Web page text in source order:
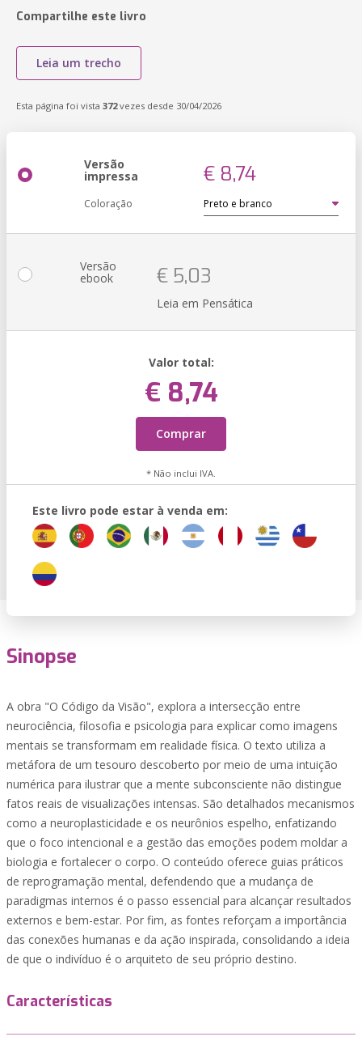
Compartilhe este livro
Leia um trecho
Esta página foi vista 372vezes desde 30/04/2026
Versão
impressa € 8,74
Coloração
Versão
ebook € 5,03
Leia em Pensática
Valor total:
€ 8,74
Comprar
* Não inclui IVA.
Este livro pode estar à venda em:
Sinopse
A obra "O Código da Visão", explora a intersecção entre
neurociência, filosofia e psicologia para explicar como imagens
mentais se transformam em realidade física. O texto utiliza a
metáfora de um tesouro descoberto por meio de uma intuição
numérica para ilustrar que a mente subconsciente não distingue
fatos reais de visualizações intensas. São detalhados mecanismos
como a neuroplasticidade e os neurônios espelho, enfatizando
que o foco intencional e a gestão das emoções podem moldar a
biologia e fortalecer o corpo. O conteúdo oferece guias práticos
de reprogramação mental, defendendo que a mudança de
paradigmas internos é o passo essencial para alcançar resultados
externos e bem-estar. Por fim, as fontes reforçam a importância
das conexões humanas e da ação inspirada, consolidando a ideia
de que o indivíduo é o arquiteto de seu próprio destino.
Características